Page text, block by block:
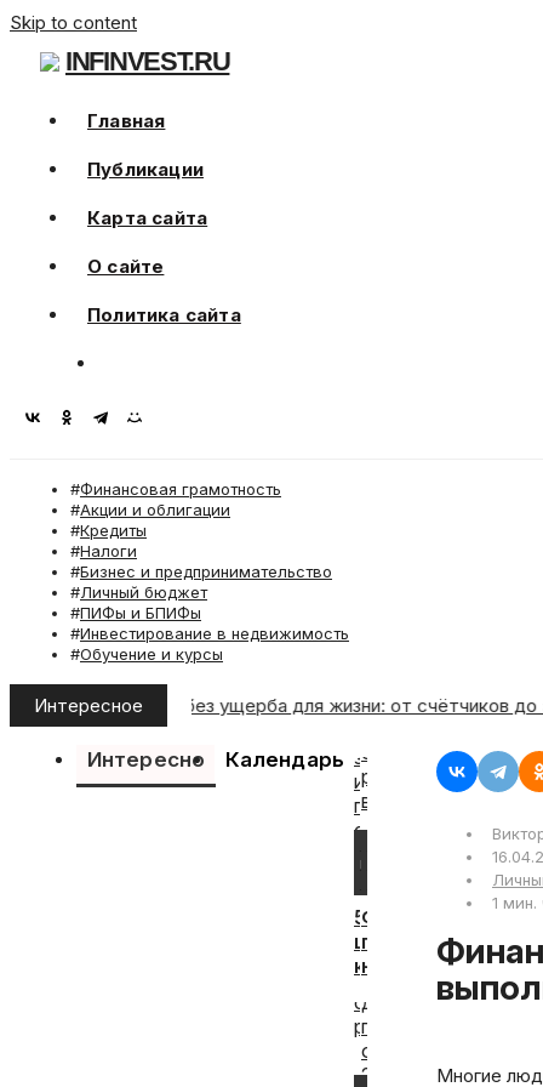
Skip to content
INFINVEST.RU
Главная
Публикации
Карта сайта
О сайте
Политика сайта
Финансовая грамотность
Акции и облигации
Кредиты
Налоги
Бизнес и предпринимательство
Личный бюджет
ПИФы и БПИФы
Инвестирование в недвижимость
Обучение и курсы
Интересное
платежи без ущерба для жизни: от счётчиков до
1 мин.
Финансовый план: на год или на два — какой срок реальнее
Многие
Интересно Календарь
мая,
5
шагов,
как
вступить
в
наследство
без
Финансовый
план:
на
или
на
два